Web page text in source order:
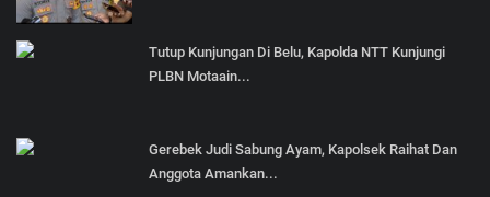
Tutup Kunjungan Di Belu, Kapolda NTT Kunjungi
PLBN Motaain...
Gerebek Judi Sabung Ayam, Kapolsek Raihat Dan
Anggota Amankan...